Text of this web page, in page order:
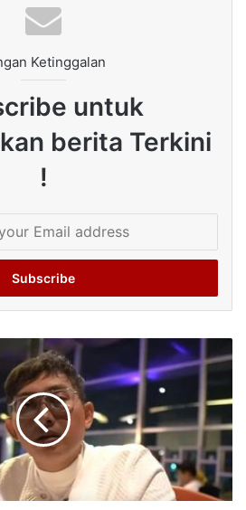
Ketinggalan
untuk
berita Terkini
!